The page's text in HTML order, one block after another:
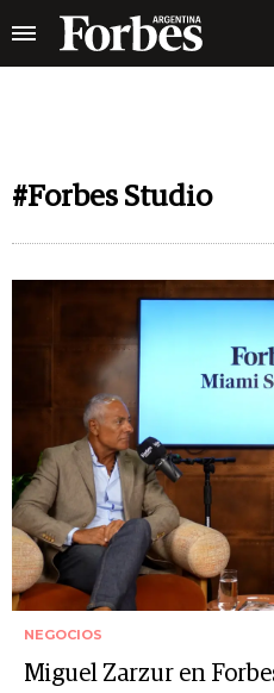
#Forbes Studio
NEGOCIOS
Miguel Zarzur en